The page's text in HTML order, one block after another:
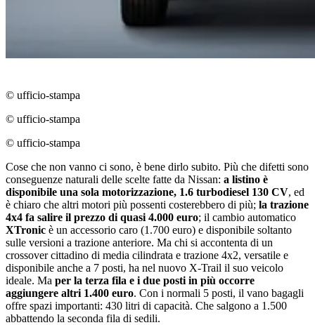
© ufficio-stampa
© ufficio-stampa
© ufficio-stampa
Cose che non vanno ci sono, è bene dirlo subito. Più che difetti sono
conseguenze naturali delle scelte fatte da Nissan: a listino è
disponibile una sola motorizzazione, 1.6 turbodiesel 130 CV, ed
è chiaro che altri motori più possenti costerebbero di più; la trazione
4x4 fa salire il prezzo di quasi 4.000 euro; il cambio automatico
XTronic è un accessorio caro (1.700 euro) e disponibile soltanto
sulle versioni a trazione anteriore. Ma chi si accontenta di un
crossover cittadino di media cilindrata e trazione 4x2, versatile e
disponibile anche a 7 posti, ha nel nuovo X-Trail il suo veicolo
ideale. Ma per la terza fila e i due posti in più occorre
aggiungere altri 1.400 euro. Con i normali 5 posti, il vano bagagli
offre spazi importanti: 430 litri di capacità. Che salgono a 1.500
abbattendo la seconda fila di sedili.